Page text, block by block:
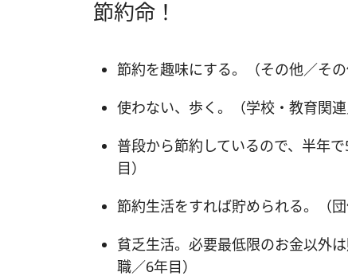
節約命！
節約を趣味にする。（その他／その
使わない、歩く。（学校・教育関連
普段から節約しているので、半年
目）
節約生活をすれば貯められる。（
貧乏生活。必要最低限のお金以外
職／6年目）